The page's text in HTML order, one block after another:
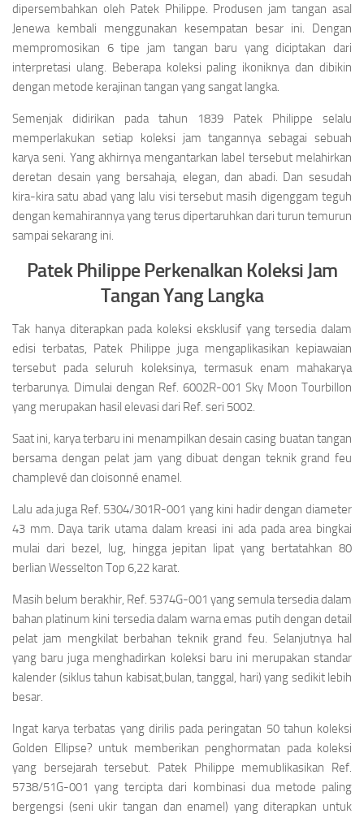
dipersembahkan oleh Patek Philippe. Produsen jam tangan asal
Jenewa kembali menggunakan kesempatan besar ini. Dengan
mempromosikan 6 tipe jam tangan baru yang diciptakan dari
interpretasi ulang. Beberapa koleksi paling ikoniknya dan dibikin
dengan metode kerajinan tangan yang sangat langka.
Semenjak didirikan pada tahun 1839 Patek Philippe selalu
memperlakukan setiap koleksi jam tangannya sebagai sebuah
karya seni. Yang akhirnya mengantarkan label tersebut melahirkan
deretan desain yang bersahaja, elegan, dan abadi. Dan sesudah
kira-kira satu abad yang lalu visi tersebut masih digenggam teguh
dengan kemahirannya yang terus dipertaruhkan dari turun temurun
sampai sekarang ini.
Patek Philippe Perkenalkan Koleksi Jam
Tangan Yang Langka
Tak hanya diterapkan pada koleksi eksklusif yang tersedia dalam
edisi terbatas, Patek Philippe juga mengaplikasikan kepiawaian
tersebut pada seluruh koleksinya, termasuk enam mahakarya
terbarunya. Dimulai dengan Ref. 6002R-001 Sky Moon Tourbillon
yang merupakan hasil elevasi dari Ref. seri 5002.
Saat ini, karya terbaru ini menampilkan desain casing buatan tangan
bersama dengan pelat jam yang dibuat dengan teknik grand feu
champlevé dan cloisonné enamel.
Lalu ada juga Ref. 5304/301R-001 yang kini hadir dengan diameter
43 mm. Daya tarik utama dalam kreasi ini ada pada area bingkai
mulai dari bezel, lug, hingga jepitan lipat yang bertatahkan 80
berlian Wesselton Top 6,22 karat.
Masih belum berakhir, Ref. 5374G-001 yang semula tersedia dalam
bahan platinum kini tersedia dalam warna emas putih dengan detail
pelat jam mengkilat berbahan teknik grand feu. Selanjutnya hal
yang baru juga menghadirkan koleksi baru ini merupakan standar
kalender (siklus tahun kabisat,bulan, tanggal, hari) yang sedikit lebih
besar.
Ingat karya terbatas yang dirilis pada peringatan 50 tahun koleksi
Golden Ellipse? untuk memberikan penghormatan pada koleksi
yang bersejarah tersebut. Patek Philippe memublikasikan Ref.
5738/51G-001 yang tercipta dari kombinasi dua metode paling
bergengsi (seni ukir tangan dan enamel) yang diterapkan untuk